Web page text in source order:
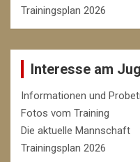
Trainingsplan 2026
Interesse am
Informationen und
Fotos vom Training
Die aktuelle Mannschaft
Trainingsplan 2026